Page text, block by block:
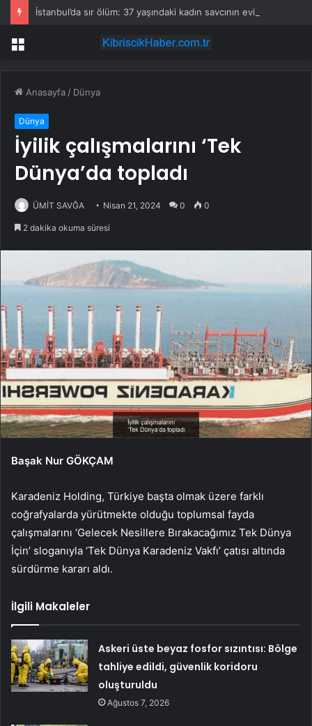
Menü
Anasayfa / Dünya
Dünya
İyilik çalışmalarını ‘Tek
Dünya’da topladı
ÜMİT SAVĞA Nisan 21, 2024 0 0
2 dakika okuma süresi
Başak Nur GÖKÇAM
Karadeniz Holding, Türkiye başta olmak üzere farklı
coğrafyalarda yürütmekte olduğu toplumsal fayda
çalışmalarını ‘Gelecek Nesillere Bırakacağımız Tek Dünya
İçin’ sloganıyla ‘Tek Dünya Karadeniz Vakfı’ çatısı altında
sürdürme kararı aldı.
İlgili Makaleler
Askeri üste beyaz fosfor sızıntısı: Bölge
tahliye edildi, güvenlik koridoru
oluşturuldu
Ağustos 7, 2026